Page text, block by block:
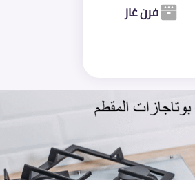
فرن غاز